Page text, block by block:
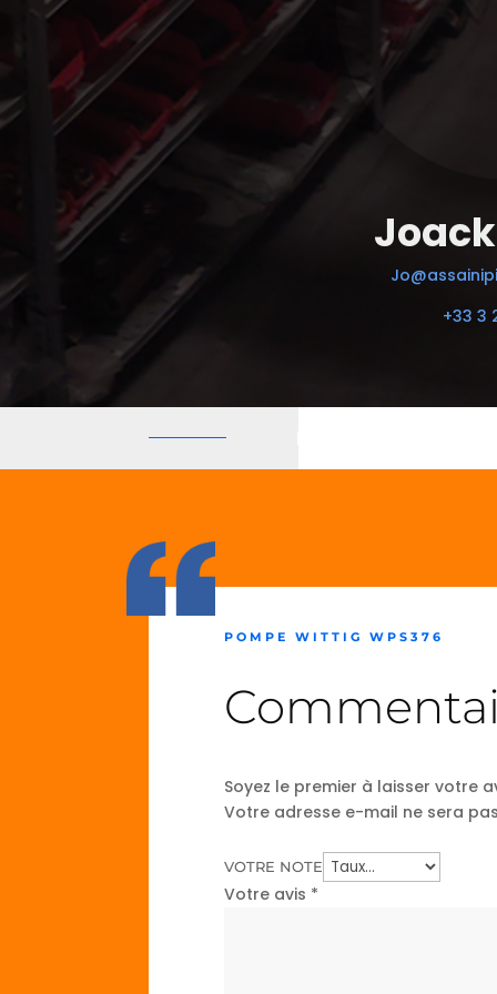
+33 3
POMPE WITTIG WPS376
Soyez le premier à laisser votre
Votre adresse e-mail ne sera
VOTRE NOTE
Votre avis *